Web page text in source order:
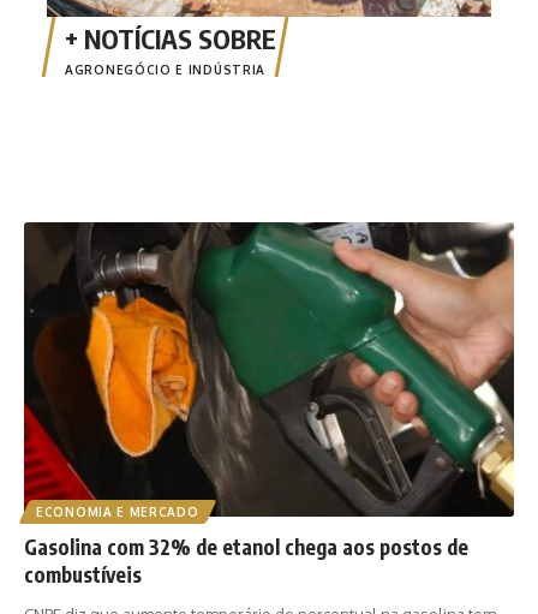
AGRONEGÓCIO E INDÚSTRIA
ECONOMIA E MERCADO
Gasolina com 32% de etanol chega aos postos de
combustíveis